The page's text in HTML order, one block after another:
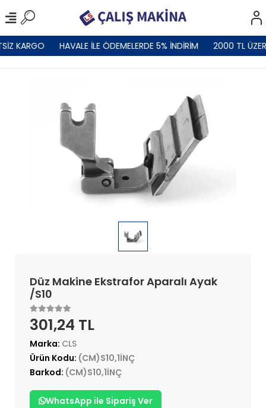
KARGO HAVALE İLE ÖDEMELERDE 5% İNDİRİM 2000 TL
Düz Makine Ekstrafor Aparalı Ayak
/S10
301,24 TL
Marka: CLS
Ürün Kodu: (CM)S10,1İNÇ
Barkod: (CM)S10,1İNÇ
WhatsApp ile Sipariş Ver